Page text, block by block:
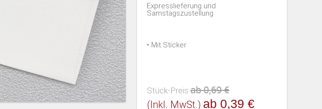
Expresslieferung und
Samstagszustellung
• Mit Sticker
Stück-Preis ab 0,69 €
(inkl. MwSt.) ab 0,39 €